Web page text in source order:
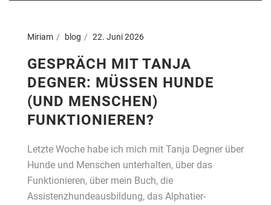
Miriam blog 22. Juni 2026
GESPRÄCH MIT TANJA
DEGNER: MÜSSEN HUNDE
(UND MENSCHEN)
FUNKTIONIEREN?
Letzte Woche habe ich mich mit Tanja Degner über
Hunde und Menschen unterhalten, über das
Funktionieren, über mein Buch, die
Assistenzhundeausbildung, das Alphatier-